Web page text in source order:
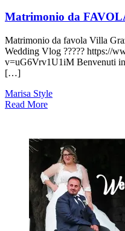
Matrimonio da
Matrimonio da favola Villa
Wedding Vlog ????? https://
v=uG6Vrv1U1iM Benvenuti
[…]
Marisa Style
Read More